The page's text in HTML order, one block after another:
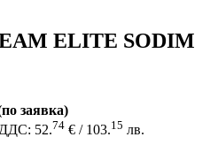
ELITE SODIM
заявка)
52.74 € / 103.15 лв.